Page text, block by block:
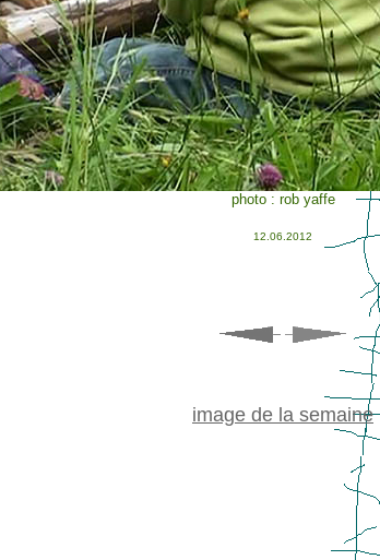
photo : rob yaffe
12.06.2012
image de la semaine